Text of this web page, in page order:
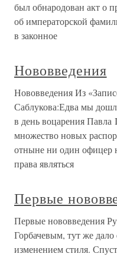
был обнародован акт о
об императорской
в законное
Нововведения
Нововведения Из
Саблукова:Едва мы
в день воцарения
множество новых
отныне ни один офицер
права являться
Первые
Первые нововведения
Горбачевым, тут же
изменением стиля.